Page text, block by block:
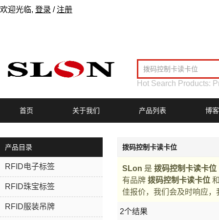
欢迎光临, 登录 / 注册
Hot Search Products:
首页 关于我们 产品列表 博客
产品目录
RFID电子标签
RFID珠宝标签
RFID服装吊牌
拨码控制卡读卡位
SLon 是 拨码控制卡读卡位
有品牌 拨码控制卡读卡位
佳报价，我们会及时响应，
2个结果